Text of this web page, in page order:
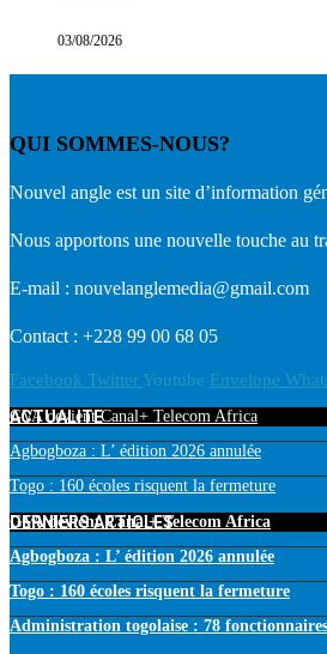
03/08/2026
QUI SOMMES-NOUS?
Nouvel angle est un site d’information
Nous apportons une nouvelle touche au
E-mail : nouvelanglemedia@gmail.com
Contact : +228 99 00 68 05
Facebook Twitter Youtube Envelope
ACTUALITE
GVA devient Canal+ Telecom Africa
Agbogboza : L’ édition 2026 annulée
Togo : 160 écoles risquent la fermeture
DERNIERS ARTICLES
GVA devient Canal+ Telecom Africa
Agbogboza : L’ édition 2026 annulée
Togo : 160 écoles risquent la fermeture
Administration togolaise : 78